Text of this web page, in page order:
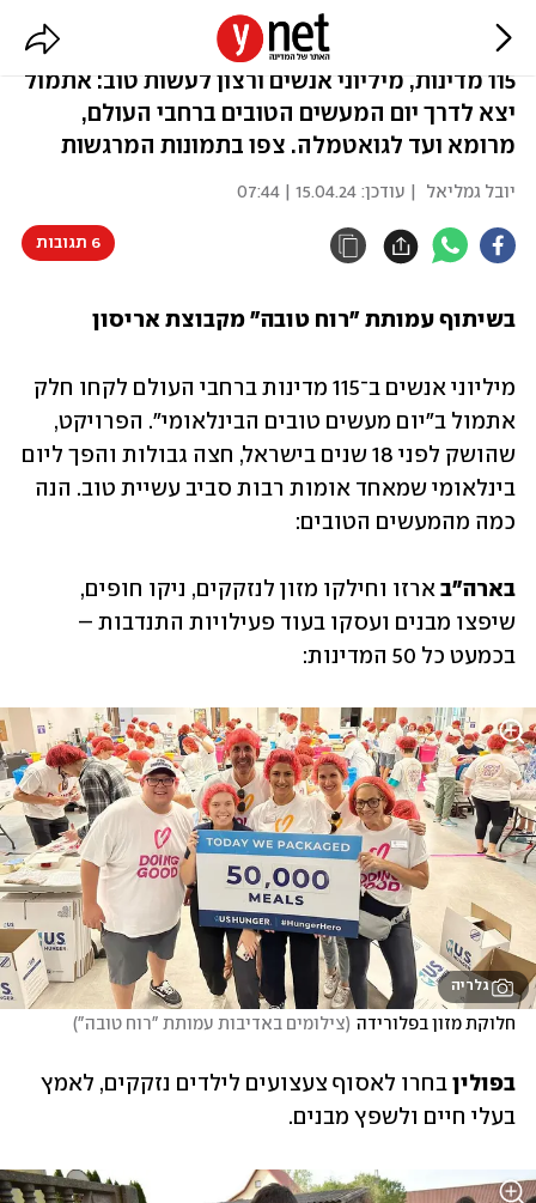
עולם של מעשים טובים
115 מדינות, מיליוני אנשים ורצון לעשות טוב: אתמול
יצא לדרך יום המעשים הטובים ברחבי העולם,
מרומא ועד לגואטמלה. צפו בתמונות המרגשות
יובל גמליאל | עודכן: 15.04.24 | 07:44
6 תגובות
בשיתוף עמותת "רוח טובה" מקבוצת אריסון
בארה"ב
בכמעט כל 50 המדינות:
גלריה
חלוקת מזון בפלורידה (צילומים באדיבות עמותת "רוח טובה")
בפולין
בעלי חיים ולשפץ מבנים.